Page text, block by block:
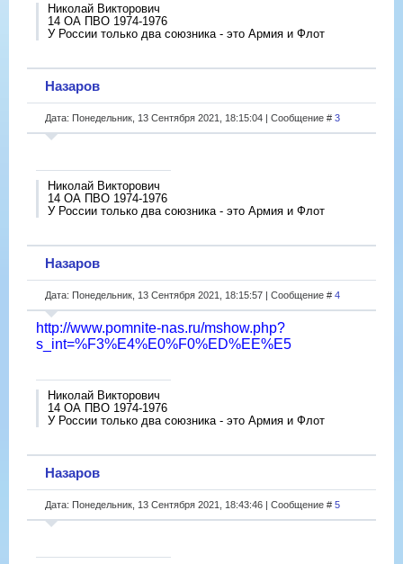
Николай Викторович
14 ОА ПВО 1974-1976
У России только два союзника - это Армия и Флот
Назаров
Дата: Понедельник, 13 Сентября 2021, 18:15:04 | Сообщение # 3
Николай Викторович
14 ОА ПВО 1974-1976
У России только два союзника - это Армия и Флот
Назаров
Дата: Понедельник, 13 Сентября 2021, 18:15:57 | Сообщение # 4
http://www.pomnite-nas.ru/mshow.php?
s_int=%F3%E4%E0%F0%ED%EE%E5
Николай Викторович
14 ОА ПВО 1974-1976
У России только два союзника - это Армия и Флот
Назаров
Дата: Понедельник, 13 Сентября 2021, 18:43:46 | Сообщение # 5